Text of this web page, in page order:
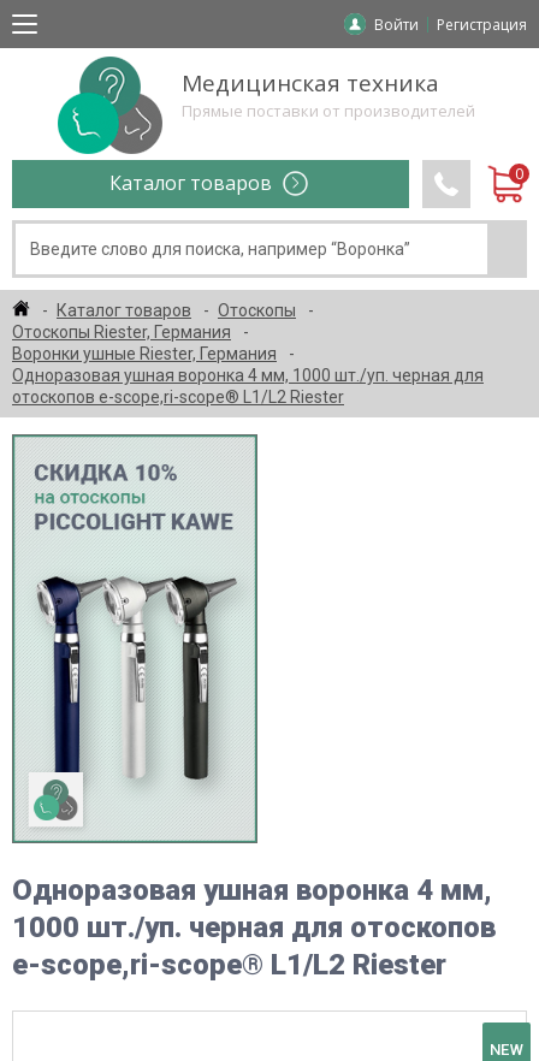
Войти Регистрация
Медицинская техника
Прямые поставки от производителей
Каталог товаров
Каталог товаров
Отоскопы
Отоскопы Riester, Германия
Воронки ушные Riester, Германия
Одноразовая ушная воронка 4 мм, 1000 шт./уп. черная для
отоскопов e-scope,ri-scope® L1/L2 Riester
Одноразовая ушная воронка 4 мм,
1000 шт./уп. черная для отоскопов
e-scope,ri-scope® L1/L2 Riester
NEW